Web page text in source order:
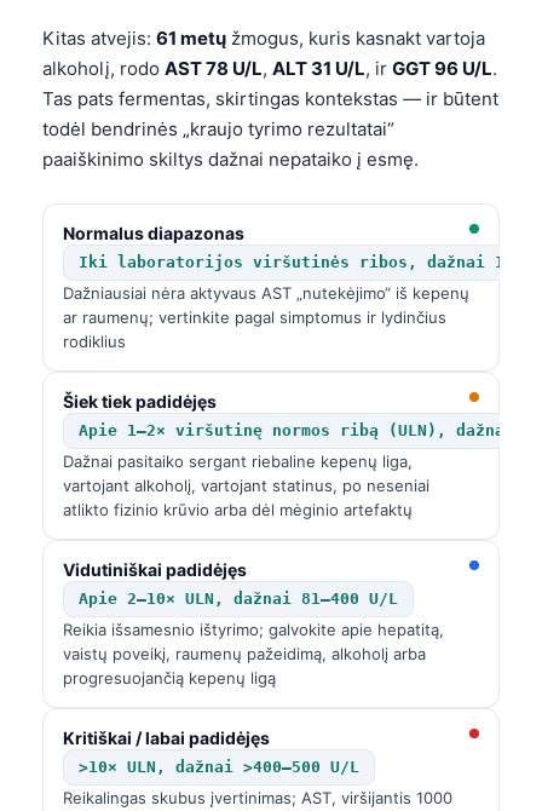
Kitas atvejis: 61 metų žmogus, kuris kasnakt vartoja
alkoholį, rodo AST 78 U/L, ALT 31 U/L, ir GGT 96 U/L.
Tas pats fermentas, skirtingas kontekstas — ir būtent
todėl bendrinės „kraujo tyrimo rezultatai“
paaiškinimo skiltys dažnai nepataiko į esmę.
Normalus diapazonas
Iki laboratorijos viršutinės ribos, dažnai
Dažniausiai nėra aktyvaus AST „nutekėjimo“ iš kepenų
ar raumenų; vertinkite pagal simptomus ir lydinčius
rodiklius
Šiek tiek padidėjęs
Apie 1–2× viršutinę normos ribą (ULN), dažnai
Dažnai pasitaiko sergant riebaline kepenų liga,
vartojant alkoholį, vartojant statinus, po neseniai
atlikto fizinio krūvio arba dėl mėginio artefaktų
Vidutiniškai padidėjęs
Apie 2–10× ULN, dažnai 81–400 U/L
Reikia išsamesnio ištyrimo; galvokite apie hepatitą,
vaistų poveikį, raumenų pažeidimą, alkoholį arba
progresuojančią kepenų ligą
Kritiškai / labai padidėjęs
>10× ULN, dažnai >400–500 U/L
Reikalingas skubus įvertinimas; AST, viršijantis 1000